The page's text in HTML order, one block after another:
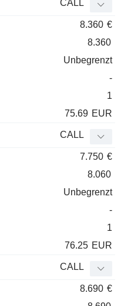
CALL
8.360 €
8.360
Unbegrenzt
-
1
75.69 EUR
CALL
7.750 €
8.060
Unbegrenzt
-
1
76.25 EUR
CALL
8.690 €